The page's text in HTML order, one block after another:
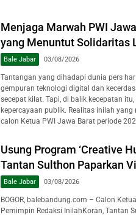
Menjaga Marwah PWI
yang Menuntut Solidaritas
Bale Jabar 03/08/2026
Tantangan yang dihadapi dunia pers
gempuran teknologi digital dan
secepat kilat. Tapi, di balik kecepatan
kepercayaan publik. Realitas inilah yang
calon Ketua PWI Jawa Barat periode
Usung Program ‘Creative
Tantan Sulthon Paparkan
Bale Jabar 03/08/2026
BOGOR, balebandung.com – Calon
Pemimpin Redaksi InilahKoran, Tantan